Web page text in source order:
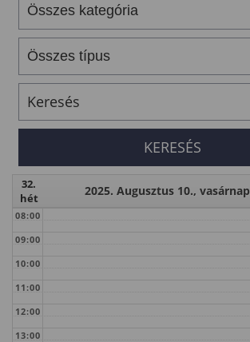
32.
hét
2025. Augusztus 10., vasárnap
08:00
09:00
10:00
11:00
12:00
13:00